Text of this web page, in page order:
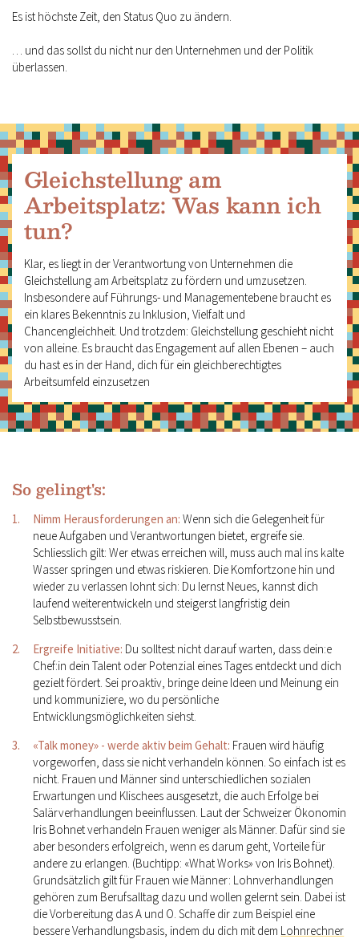
Es ist höchste Zeit, den Status Quo zu ändern.
… und das sollst du nicht nur den Unternehmen und der Politik
überlassen.
Gleichstellung am
Arbeitsplatz: Was kann ich
tun?
Klar, es liegt in der Verantwortung von Unternehmen die
Gleichstellung am Arbeitsplatz zu fördern und umzusetzen.
Insbesondere auf Führungs- und Managementebene braucht es
ein klares Bekenntnis zu Inklusion, Vielfalt und
Chancengleichheit. Und trotzdem: Gleichstellung geschieht nicht
von alleine. Es braucht das Engagement auf allen Ebenen – auch
du hast es in der Hand, dich für ein gleichberechtigtes
Arbeitsumfeld einzusetzen
So gelingt's:
Nimm Herausforderungen an:Wenn sich die Gelegenheit für
neue Aufgaben und Verantwortungen bietet, ergreife sie.
Schliesslich gilt: Wer etwas erreichen will, muss auch mal ins kalte
Wasser springen und etwas riskieren. Die Komfortzone hin und
wieder zu verlassen lohnt sich: Du lernst Neues, kannst dich
laufend weiterentwickeln und steigerst langfristig dein
Selbstbewusstsein.
Ergreife Initiative: Du solltest nicht darauf warten, dass dein:e
Chef:in dein Talent oder Potenzial eines Tages entdeckt und dich
gezielt fördert. Sei proaktiv, bringe deine Ideen und Meinung ein
und kommuniziere, wo du persönliche
Entwicklungsmöglichkeiten siehst.
«Talk money» - werde aktiv beim Gehalt: Frauen wird häufig
vorgeworfen, dass sie nicht verhandeln können. So einfach ist es
nicht. Frauen und Männer sind unterschiedlichen sozialen
Erwartungen und Klischees ausgesetzt, die auch Erfolge bei
Salärverhandlungen beeinflussen. Laut der Schweizer Ökonomin
Iris Bohnet verhandeln Frauen weniger als Männer. Dafür sind sie
aber besonders erfolgreich, wenn es darum geht, Vorteile für
andere zu erlangen. (Buchtipp: «What Works» von Iris Bohnet).
Grundsätzlich gilt für Frauen wie Männer: Lohnverhandlungen
gehören zum Berufsalltag dazu und wollen gelernt sein. Dabei ist
die Vorbereitung das A und O. Schaffe dir zum Beispiel eine
bessere Verhandlungsbasis, indem du dich mit dem Lohnrechner